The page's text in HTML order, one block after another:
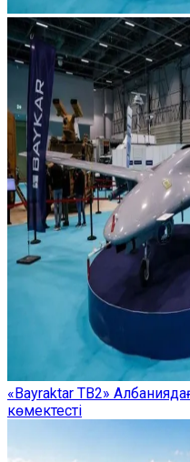
«Bayraktar TB2»
көмектесті